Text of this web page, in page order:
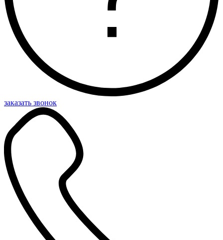
заказать звонок